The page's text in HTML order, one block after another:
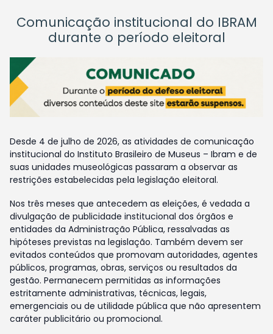
Comunicação institucional do IBRAM
durante o período eleitoral
Desde 4 de julho de 2026, as atividades de comunicação
institucional do Instituto Brasileiro de Museus – Ibram e de
suas unidades museológicas passaram a observar as
restrições estabelecidas pela legislação eleitoral.
Nos três meses que antecedem as eleições, é vedada a
divulgação de publicidade institucional dos órgãos e
entidades da Administração Pública, ressalvadas as
hipóteses previstas na legislação. Também devem ser
evitados conteúdos que promovam autoridades, agentes
públicos, programas, obras, serviços ou resultados da
gestão. Permanecem permitidas as informações
estritamente administrativas, técnicas, legais,
emergenciais ou de utilidade pública que não apresentem
caráter publicitário ou promocional.